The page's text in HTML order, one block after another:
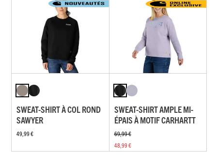
SWEAT-SHIRT À COL ROND
SAWYER
49,99 €
SWEAT-SHIRT AMPLE MI-
ÉPAIS À MOTIF CARHARTT
69,99 €
48,99 €